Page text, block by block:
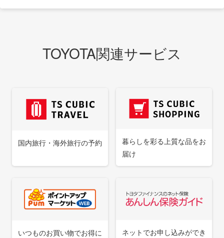
港ラウンジサービスの開始ついて
CARD/レクサスカード ポイント2倍(ダブル)キャ
2026.04.01
カード
JR東海エクスプレス予約サービス「プラスEXカ
TOYOTA関連サービス
国内旅行・海外旅行の予約
暮らしを彩る上質な品をお
届け
いつものお買い物でお得に
ネットでお申し込みができ